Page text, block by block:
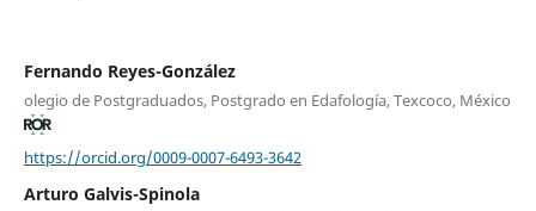
Fernando Reyes-González
olegio de Postgraduados, Postgrado en Edafología, Texcoco, México
https://orcid.org/0009-0007-6493-3642
Arturo Galvis-Spinola